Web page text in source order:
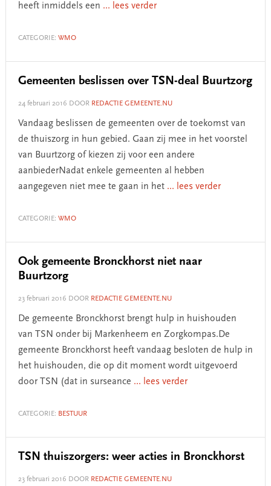
heeft inmiddels een ... lees verder
CATEGORIE: WMO
Gemeenten beslissen over TSN-deal Buurtzorg
24 februari 2016 DOOR REDACTIE GEMEENTE.NU
Vandaag beslissen de gemeenten over de toekomst van
de thuiszorg in hun gebied. Gaan zij mee in het voorstel
van Buurtzorg of kiezen zij voor een andere
aanbiederNadat enkele gemeenten al hebben
aangegeven niet mee te gaan in het ... lees verder
CATEGORIE: WMO
Ook gemeente Bronckhorst niet naar
Buurtzorg
23 februari 2016 DOOR REDACTIE GEMEENTE.NU
De gemeente Bronckhorst brengt hulp in huishouden
van TSN onder bij Markenheem en Zorgkompas.De
gemeente Bronckhorst heeft vandaag besloten de hulp in
het huishouden, die op dit moment wordt uitgevoerd
door TSN (dat in surseance ... lees verder
CATEGORIE: BESTUUR
TSN thuiszorgers: weer acties in Bronckhorst
23 februari 2016 DOOR REDACTIE GEMEENTE.NU